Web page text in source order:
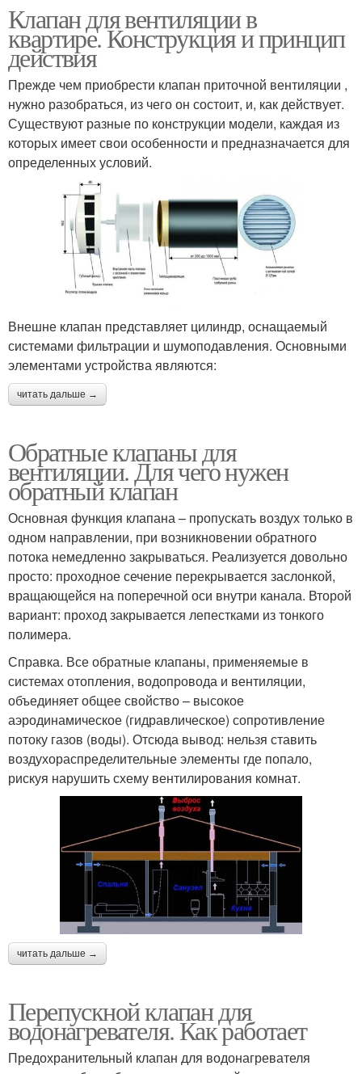
Клапан для вентиляции в
квартире. Конструкция и принцип
действия
Прежде чем приобрести клапан приточной вентиляции ,
нужно разобраться, из чего он состоит, и, как действует.
Существуют разные по конструкции модели, каждая из
которых имеет свои особенности и предназначается для
определенных условий.
Внешне клапан представляет цилиндр, оснащаемый
системами фильтрации и шумоподавления. Основными
элементами устройства являются:
читать дальше →
Обратные клапаны для
вентиляции. Для чего нужен
обратный клапан
Основная функция клапана – пропускать воздух только в
одном направлении, при возникновении обратного
потока немедленно закрываться. Реализуется довольно
просто: проходное сечение перекрывается заслонкой,
вращающейся на поперечной оси внутри канала. Второй
вариант: проход закрывается лепестками из тонкого
полимера.
Справка. Все обратные клапаны, применяемые в
системах отопления, водопровода и вентиляции,
объединяет общее свойство – высокое
аэродинамическое (гидравлическое) сопротивление
потоку газов (воды). Отсюда вывод: нельзя ставить
воздухораспределительные элементы где попало,
рискуя нарушить схему вентилирования комнат.
читать дальше →
Перепускной клапан для
водонагревателя. Как работает
Предохранительный клапан для водонагревателя